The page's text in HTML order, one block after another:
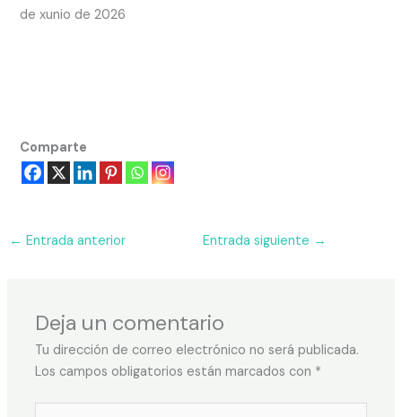
de xunio de 2026
Comparte
← Entrada anterior Entrada siguiente →
Deja un comentario
Tu dirección de correo electrónico no será publicada.
Los campos obligatorios están marcados con *